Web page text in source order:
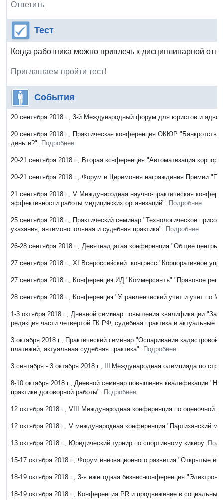
Ответить
Тест
Когда работника можно привлечь к дисциплинарной
Приглашаем пройти тест!
События
20 сентября 2018 г., 3-й Международный форум для юристов и
20 сентября 2018 г., Практическая конференция ОКЮР "Банкротство
деньги?". Подробнее
20-21 сентября 2018 г., Вторая конференция "Автоматизация
20-21 сентября 2018 г., Форум и Церемония награждения Премии
21 сентября 2018 г., V Международная научно-практическая
эффективности работы медицинских организаций". Подробнее
25 сентября 2018 г., Практический семинар "Технологическое
указания, антимонопольная и судебная практика". Подробнее
26-28 сентября 2018 г., Девятнадцатая конференция "Общие центры
27 сентября 2018 г., XI Всероссийский конгресс "Корпоративное
27 сентября 2018 г., Конференция ИД "Коммерсантъ" "Правовое
28 сентября 2018 г., Конференция "Управленческий учет и учет по
1-3 октября 2018 г., Дневной семинар повышения квалификации
редакция части четвертой ГК РФ, судебная практика и актуальные
3 октября 2018 г., Практический семинар "Оспаривание
платежей, актуальная судебная практика". Подробнее
3 сентября - 3 октября 2018 г., III Международная олимпиада по
8-10 октября 2018 г., Дневной семинар повышения квалификации
практике договорной работы". Подробнее
12 октября 2018 г., VIII Международная конференция по оценочной
12 октября 2018 г., V международная конференция "Партизанский
13 октября 2018 г., Юридический турнир по спортивному кикеру.
15-17 октября 2018 г., Форум инновационного развития "Открытые
18-19 октября 2018 г., 3-я ежегодная бизнес-конференция
18-19 октября 2018 г., Конференция PR и продвижение в